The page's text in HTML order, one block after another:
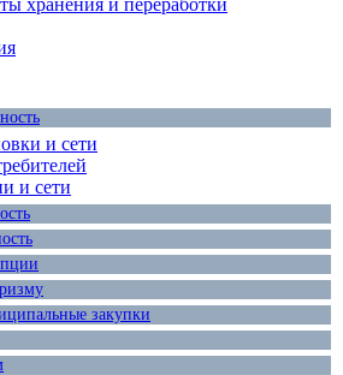
и сети
и сети
закупки